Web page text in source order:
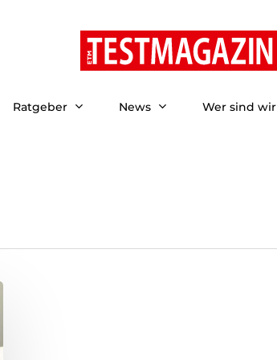
Ratgeber News Wer sind wir